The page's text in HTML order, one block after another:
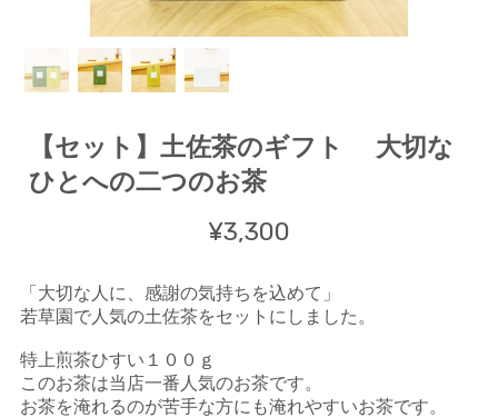
【セット】土佐茶のギフト 大切な
ひとへの二つのお茶
¥3,300
「大切な人に、感謝の気持ちを込めて」
若草園で人気の土佐茶をセットにしました。
特上煎茶ひすい１００ｇ
このお茶は当店一番人気のお茶です。
お茶を淹れるのが苦手な方にも淹れやすいお茶です。